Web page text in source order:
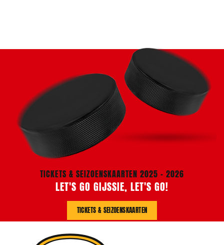
TICKETS & SEIZOENSKAARTEN 2025 - 2026
LET'S GO GIJSSIE, LET'S GO!
TICKETS & SEIZOENSKAARTEN